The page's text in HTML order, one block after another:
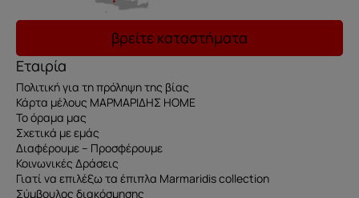
βρείτε καταστήματα
Εταιρία
Πολιτική για τη πρόληψη της βίας
Κάρτα μέλους ΜΑΡΜΑΡΙΔΗΣ HOME
Το όραμα μας
Σχετικά με εμάς
Διαφέρουμε – Προσφέρουμε
Κοινωνικές Δράσεις
Γιατί να επιλέξω τα έπιπλα Marmaridis collection
Σύμβουλος διακόσμησης